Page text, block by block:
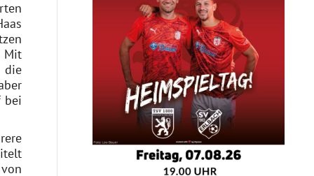
Mit
die
bei